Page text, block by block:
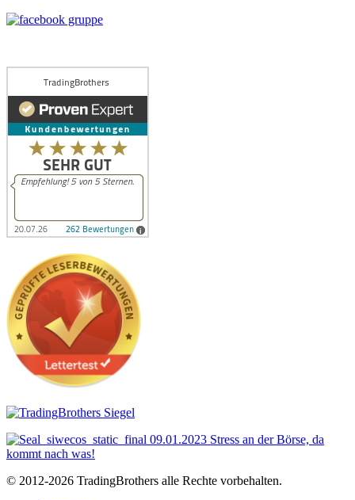
© 2012-2026 TradingBrothers alle Rechte vorbehalten.